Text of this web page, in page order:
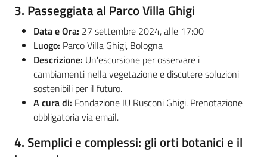
3. Passeggiata al Parco Villa Ghigi
Data e Ora: 27 settembre 2024, alle 17:00
Luogo: Parco Villa Ghigi, Bologna
Descrizione: Un'escursione per osservare i
cambiamenti nella vegetazione e discutere soluzioni
sostenibili per il futuro.
A cura di: Fondazione IU Rusconi Ghigi. Prenotazione
obbligatoria via email.
4.Semplici e complessi: gli orti botanici e il